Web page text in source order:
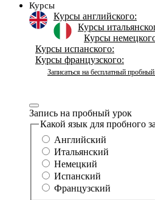
Курсы
Курсы английского:
Курсы
Курсы
Курсы испанского:
Курсы французского:
Записаться на бесплатный
Запись на пробный урок
Какой язык для пробного
Английский
Итальянский
Немецкий
Испанский
Французский